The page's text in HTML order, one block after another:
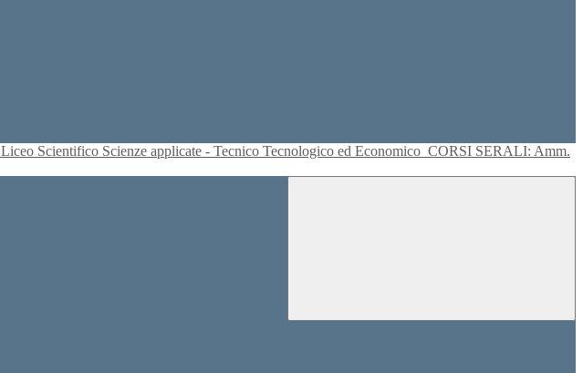
Liceo Scientifico Scienze applicate - Tecnico Tecnologico ed Economico CORSI SERALI: Amm.